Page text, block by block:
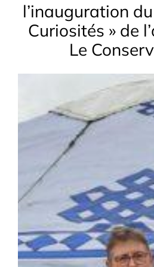
l’inauguration
Curiosités » de
Le